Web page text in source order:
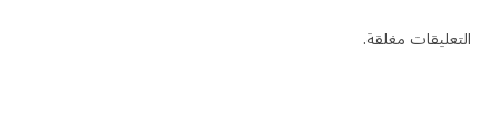
التعليقات مغلقة.